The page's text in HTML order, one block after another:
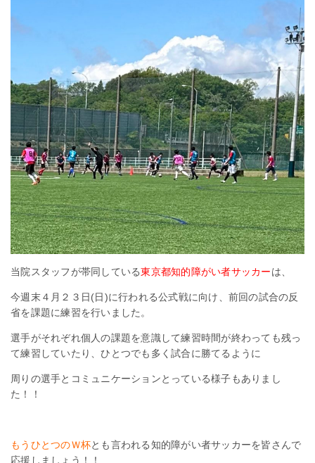
当院スタッフが帯同している東京都知的障がい者サッカーは、
今週末４月２３日(日)に行われる公式戦に向け、前回の試合の反
省を課題に練習を行いました。
選手がそれぞれ個人の課題を意識して練習時間が終わっても残っ
て練習していたり、ひとつでも多く試合に勝てるように
周りの選手とコミュニケーションとっている様子もありまし
た！！
もうひとつのＷ杯とも言われる知的障がい者サッカーを皆さんで
応援しましょう！！